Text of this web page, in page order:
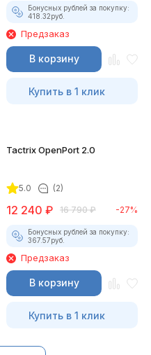
Бонусных рублей за покупку:
418.32руб.
Предзаказ
В корзину
Купить в 1 клик
Tactrix OpenPort 2.0
5.0 (2)
12 240 ₽ 16 790 ₽ -27%
Бонусных рублей за покупку:
367.57руб.
Предзаказ
В корзину
Купить в 1 клик